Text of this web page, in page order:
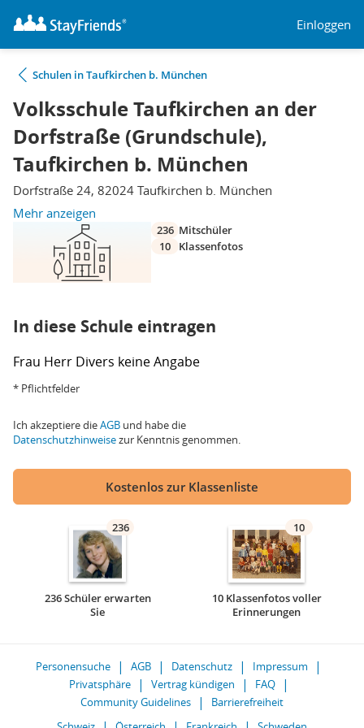
Einloggen
Schulen in Taufkirchen b. München
Volksschule Taufkirchen an der
Dorfstraße (Grundschule),
Taufkirchen b. München
Dorfstraße 24, 82024 Taufkirchen b. München
Mehr anzeigen
236 Mitschüler
10
Klassenfotos
In diese Schule eintragen
Frau Herr Divers keine Angabe
* Pflichtfelder
Ich akzeptiere dieAGB und habe die
Datenschutzhinweisezur Kenntnis genommen.
Kostenlos zur Klassenliste
236
236 Schüler erwarten
Sie
10
10 Klassenfotos voller
Erinnerungen
Personensuche AGB Datenschutz
Impressum
Privatsphäre
Vertrag kündigen
FAQ
Community Guidelines
Barrierefreiheit